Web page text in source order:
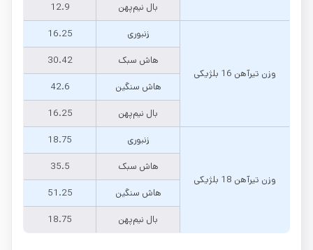
بال نیم‌پهن
12.9
وزن تیرآهن 16 بلژیکی
زنبوری
16.25
هاش سبک
30.42
هاش سنگین
42.6
بال نیم‌پهن
16.25
وزن تیرآهن 18 بلژیکی
زنبوری
18.75
هاش سبک
35.5
هاش سنگین
51.25
بال نیم‌پهن
18.75